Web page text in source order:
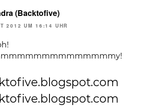
(Backtofive)
2012 UM 16:14 UHR